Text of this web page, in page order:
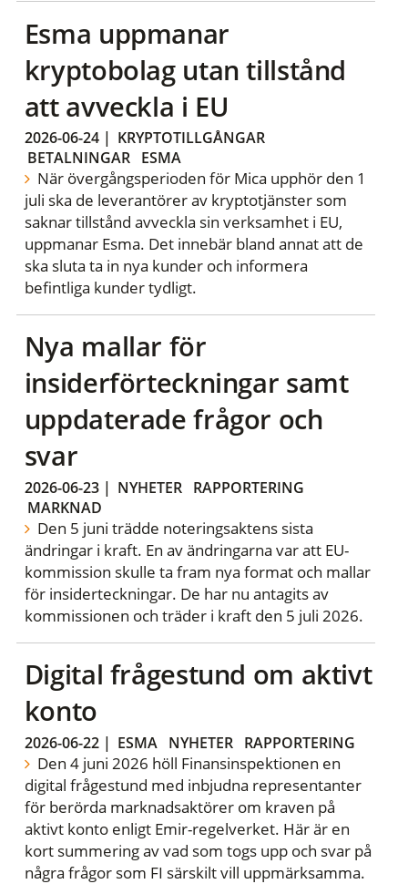
Esma uppmanar
kryptobolag utan tillstånd
att avveckla i EU
2026-06-24| KRYPTOTILLGÅNGAR
BETALNINGAR
ESMA
När övergångsperioden för Mica upphör den 1
juli ska de leverantörer av kryptotjänster som
saknar tillstånd avveckla sin verksamhet i EU,
uppmanar Esma. Det innebär bland annat att de
ska sluta ta in nya kunder och informera
befintliga kunder tydligt.
Nya mallar för
insiderförteckningar samt
uppdaterade frågor och
svar
2026-06-23| NYHETER
RAPPORTERING
MARKNAD
Den 5 juni trädde noteringsaktens sista
ändringar i kraft. En av ändringarna var att EU-
kommission skulle ta fram nya format och mallar
för insiderteckningar. De har nu antagits av
kommissionen och träder i kraft den 5 juli 2026.
Digital frågestund om aktivt
konto
2026-06-22| ESMA NYHETER RAPPORTERING
Den 4 juni 2026 höll Finansinspektionen en
digital frågestund med inbjudna representanter
för berörda marknadsaktörer om kraven på
aktivt konto enligt Emir-regelverket. Här är en
kort summering av vad som togs upp och svar på
några frågor som FI särskilt vill uppmärksamma.